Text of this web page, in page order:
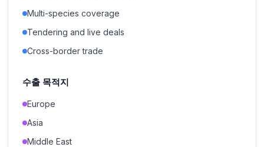
Multi-species coverage
Tendering and live deals
Cross-border trade
수출 목적지
Europe
Asia
Middle East